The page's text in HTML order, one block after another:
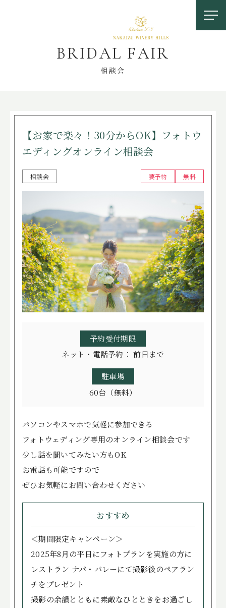
お問い合わせ
0558-83-5116
TOP
LOCATION
FREE STYLE
WITH DOG
BRIDAL FAIR相談会
WEDDING & PHOTO PLAN
カップルレポート
ITEMSアイテム
CUISINE
ACCESSアクセス
NEWSニュース
STAFF BLOG スタッフブログ
サイトマップ
BRIDAL FAIR
相談会
【お家で楽々！30分からOK】フォトウ
エディングオンライン相談会
相談会 要予約 無料
予約受付期限
ネット・電話予約： 前日まで
駐車場
60台（無料）
パソコンやスマホで気軽に参加できる
フォトウェディング専用のオンライン相談会です
少し話を聞いてみたい方もOK
お電話も可能ですので
ぜひお気軽にお問い合わせください
おすすめ
＜期間限定キャンペーン＞
2025年8月の平日にフォトプランを実施の方に
レストラン ナパ・バレーにて撮影後のペアラン
チをプレゼント
撮影の余韻とともに素敵なひとときをお過ごし